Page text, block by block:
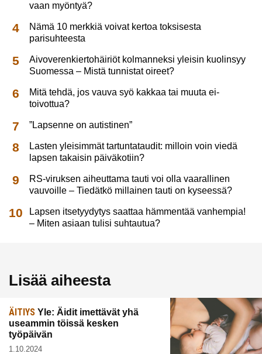
vaan myöntyä?
Nämä 10 merkkiä voivat kertoa toksisesta
parisuhteesta
Aivoverenkiertohäiriöt kolmanneksi yleisin kuolinsyy
Suomessa – Mistä tunnistat oireet?
Mitä tehdä, jos vauva syö kakkaa tai muuta ei-
toivottua?
”Lapsenne on autistinen”
Lasten yleisimmät tartuntataudit: milloin voin viedä
lapsen takaisin päiväkotiin?
RS-viruksen aiheuttama tauti voi olla vaarallinen
vauvoille – Tiedätkö millainen tauti on kyseessä?
Lapsen itsetyydytys saattaa hämmentää vanhempia!
– Miten asiaan tulisi suhtautua?
Lisää aiheesta
ÄITIYS Yle: Äidit imettävät yhä
useammin töissä kesken
työpäivän
1.10.2024